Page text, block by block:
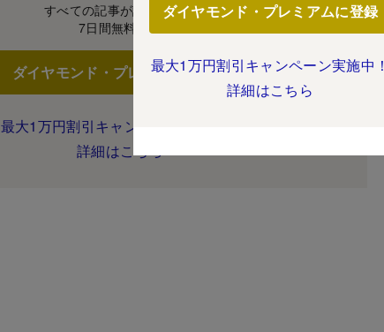
すべての記事が読み放題！
7日間無料体験
ダイヤモンド・プレミアムに登録
最大1万円割引キャンペーン実施中！
詳細はこちら
ダイヤモンド・プレミアムに登録
最大1万円割引キャンペーン実施中！
詳細はこちら